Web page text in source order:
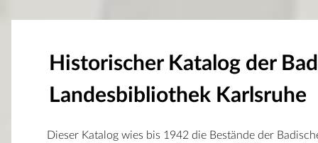
Historischer Katalog der
Landesbibliothek Karlsruhe
Dieser Katalog wies bis 1942 die Bestände der